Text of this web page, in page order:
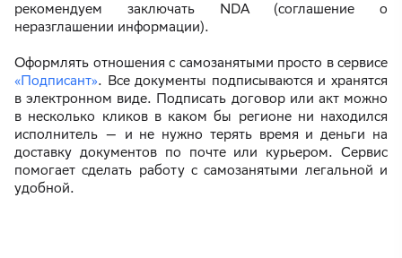
рекомендуем заключать NDA (соглашение о
неразглашении информации).
Оформлять отношения с самозанятыми просто в сервисе
«Подписант». Все документы подписываются и хранятся
в электронном виде. Подписать договор или акт можно
в несколько кликов в каком бы регионе ни находился
исполнитель — и не нужно терять время и деньги на
доставку документов по почте или курьером. Сервис
помогает сделать работу с самозанятыми легальной и
удобной.